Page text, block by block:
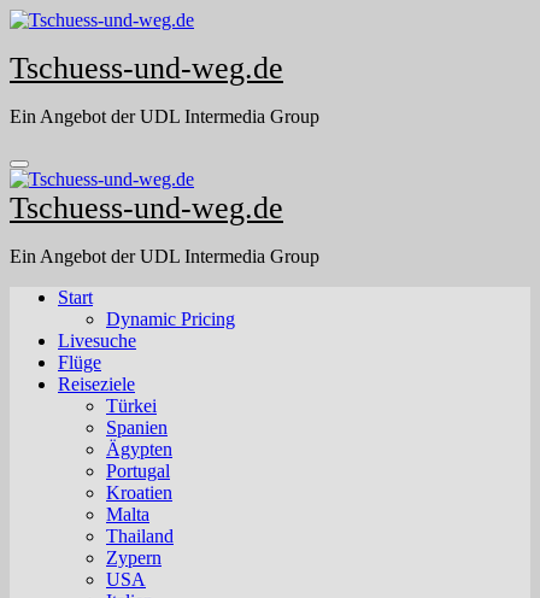
Skip
content
Tschuess-und-weg.de
Ein Angebot der UDL Intermedia Group
Tschuess-und-weg.de
Ein Angebot der UDL Intermedia Group
Start
Dynamic Pricing
Livesuche
Flüge
Reiseziele
Türkei
Spanien
Ägypten
Portugal
Kroatien
Malta
Thailand
Zypern
USA